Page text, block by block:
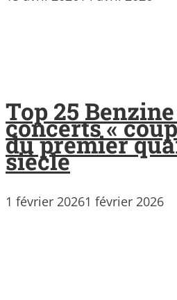
Top 25
concerts «
du premier
siècle
1 février 20261 février 2026